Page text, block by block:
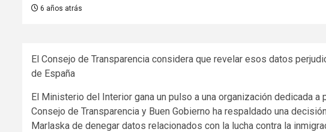
6 años atrás
El Consejo de Transparencia considera que revelar esos datos
de España
El Ministerio del Interior gana un pulso a una organización dedicada
Consejo de Transparencia y Buen Gobierno ha respaldado una
Marlaska de denegar datos relacionados con la lucha contra la